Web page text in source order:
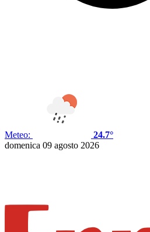
Meteo:
24.7°
domenica 09 agosto 2026